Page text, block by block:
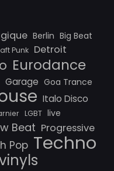
Berlin Big Beat
Punk Detroit
Eurodance
Garage Goa Trance
Italo Disco
LGBT live
Beat Progressive
Pop Techno